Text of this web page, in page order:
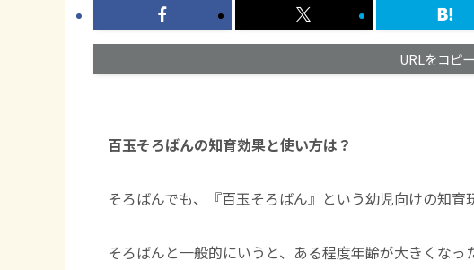
URLをコピ
百玉そろばんの知育効果と使い方は？
そろばんでも、『百玉そろばん』という幼児向けの知育
そろばんと一般的にいうと、ある程度年齢が大きくな